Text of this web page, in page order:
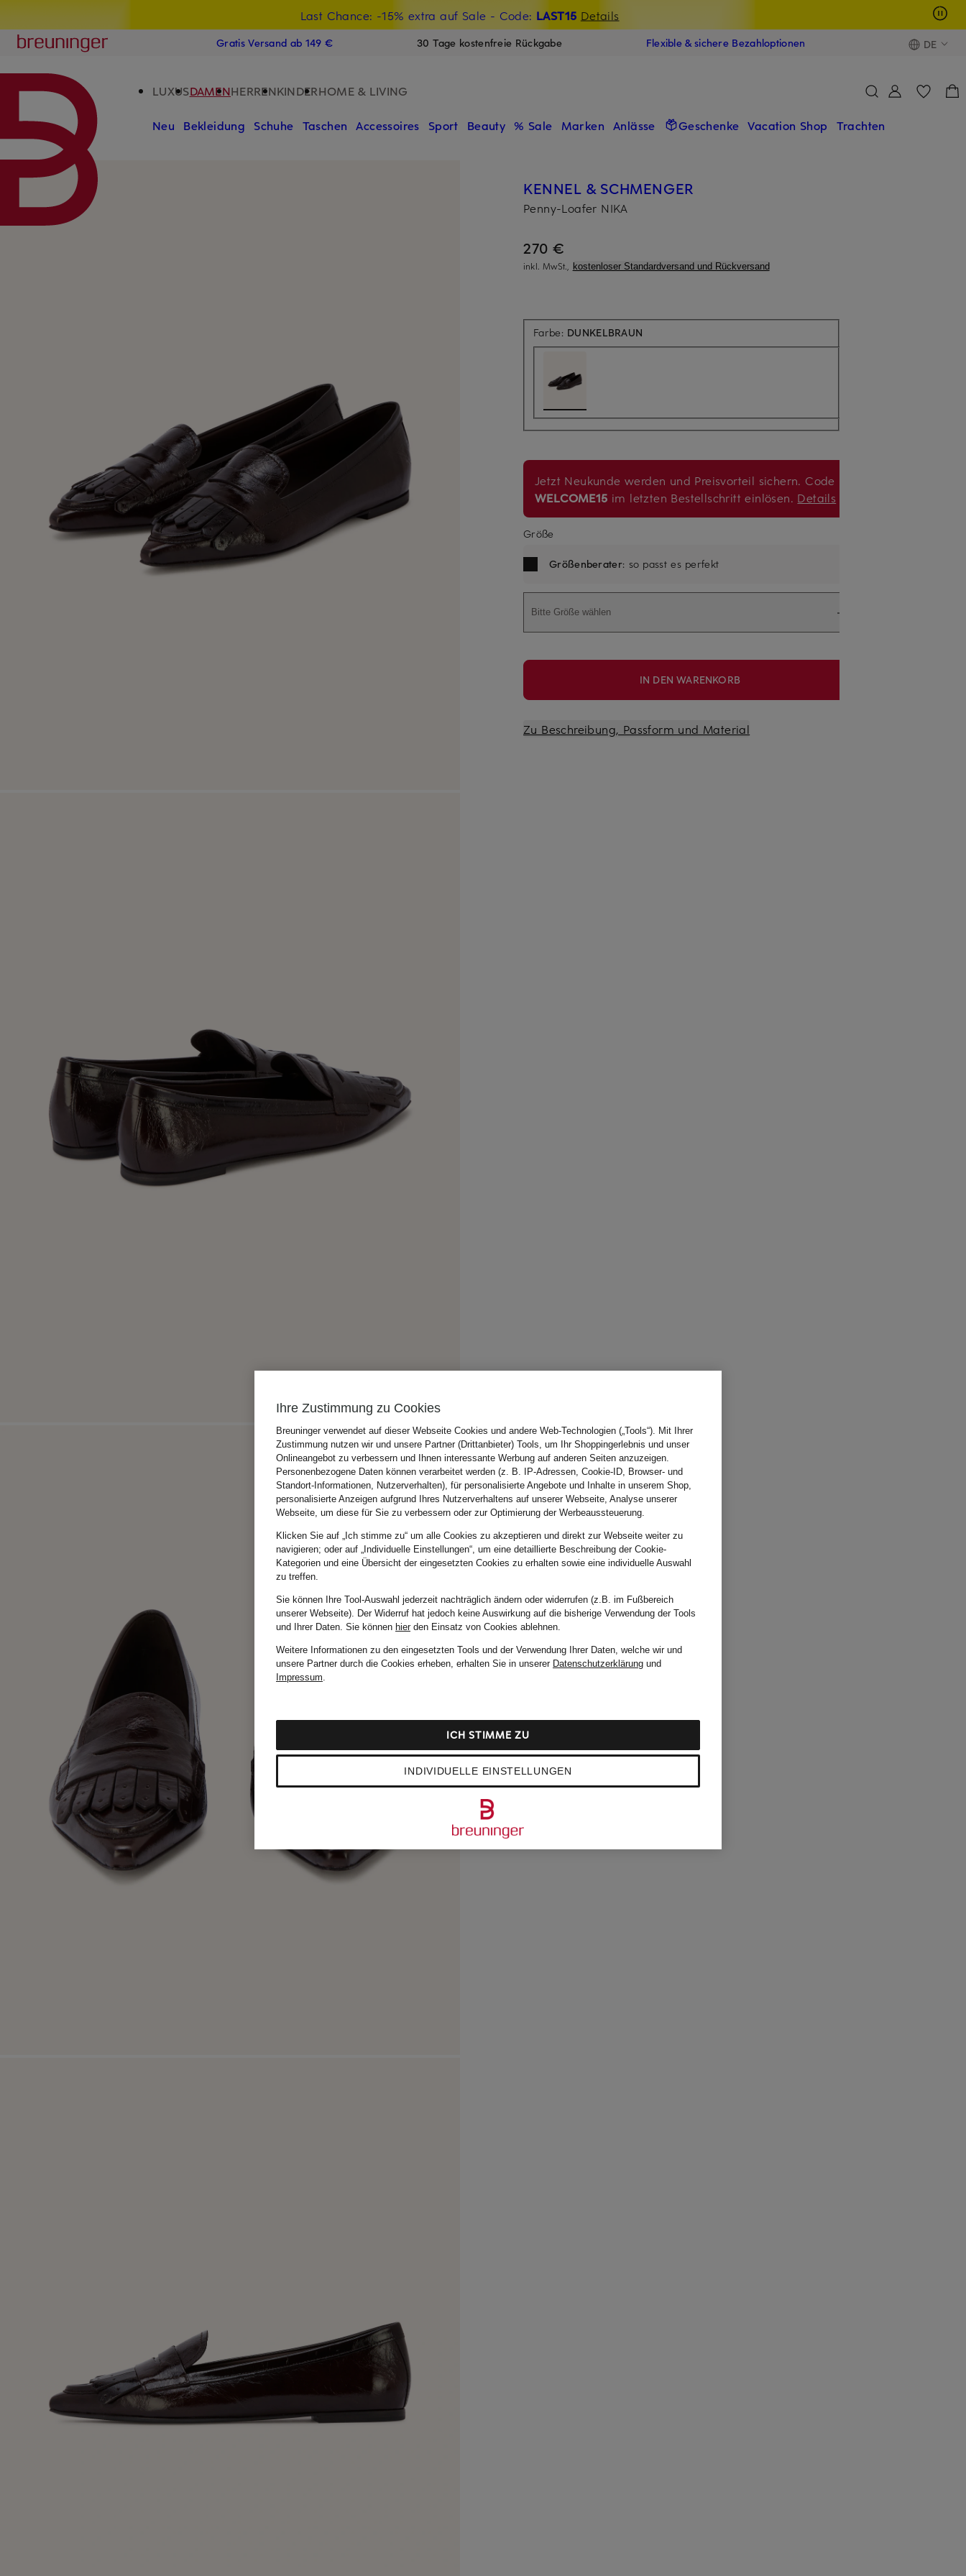
Last Chance: -15% extra auf Sale - Code: LAST15 Details
15€-Willkommensgutschein mit Beyond sichern
Breuninger
Gratis Versand ab 149 € 30 Tage kostenfreie Rückgabe Flexible & sichere Bezahloptionen DE
LUXUSDAMENHERRENKINDERHOME & LIVING
Neu Bekleidung Schuhe Taschen Accessoires Sport Beauty % Sale Marken Anlässe Geschenke Vacation Shop Trachten
KENNEL & SCHMENGER
Penny-Loafer NIKA
270 €
inkl. MwSt., kostenloser Standardversand und Rückversand
Farbe: DUNKELBRAUN
Jetzt Neukunde werden und Preisvorteil sichern. Code
WELCOME15 im letzten Bestellschritt einlösen. Details
Größe
Größenberater: so passt es perfekt
Bitte Größe wählen
IN DEN WARENKORB
Zu Beschreibung, Passform und Material
Ihre Zustimmung zu Cookies
Breuninger verwendet auf dieser Webseite Cookies und andere Web-Technologien („Tools“). Mit Ihrer
Zustimmung nutzen wir und unsere Partner (Drittanbieter) Tools, um Ihr Shoppingerlebnis und unser
Onlineangebot zu verbessern und Ihnen interessante Werbung auf anderen Seiten anzuzeigen.
Personenbezogene Daten können verarbeitet werden (z. B. IP-Adressen, Cookie-ID, Browser- und
Standort-Informationen, Nutzerverhalten), für personalisierte Angebote und Inhalte in unserem Shop,
personalisierte Anzeigen aufgrund Ihres Nutzerverhaltens auf unserer Webseite, Analyse unserer
Webseite, um diese für Sie zu verbessern oder zur Optimierung der Werbeaussteuerung.
Klicken Sie auf „Ich stimme zu“ um alle Cookies zu akzeptieren und direkt zur Webseite weiter zu
navigieren; oder auf „Individuelle Einstellungen“, um eine detaillierte Beschreibung der Cookie-
Kategorien und eine Übersicht der eingesetzten Cookies zu erhalten sowie eine individuelle Auswahl
zu treffen.
Sie können Ihre Tool-Auswahl jederzeit nachträglich ändern oder widerrufen (z.B. im Fußbereich
unserer Webseite). Der Widerruf hat jedoch keine Auswirkung auf die bisherige Verwendung der Tools
und Ihrer Daten. Sie können hierden Einsatz von Cookies ablehnen.
Weitere Informationen zu den eingesetzten Tools und der Verwendung Ihrer Daten, welche wir und
unsere Partner durch die Cookies erheben, erhalten Sie in unserer Datenschutzerklärung und
Impressum.
INDIVIDUELLE EINSTELLUNGEN
ICH STIMME ZU